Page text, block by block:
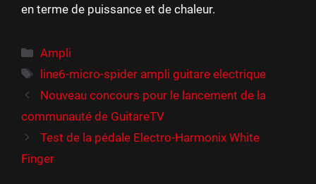
en terme de puissance et de chaleur.
Catégories
Ampli
Étiquettes
line6-micro-spider ampli guitare electrique
Nouveau concours pour le lancement de la
communauté de GuitareTV
Test de la pédale Electro-Harmonix White
Finger